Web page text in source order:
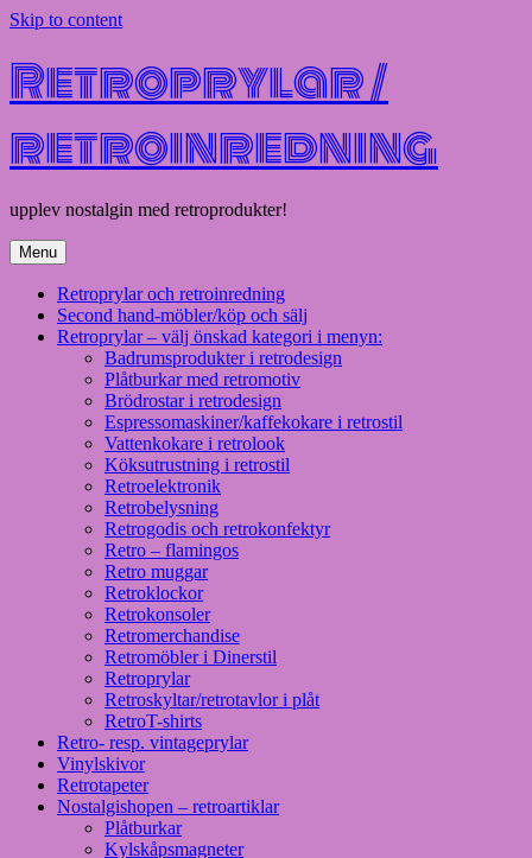
Skip to content
Retroprylar /
retroinredning
upplev nostalgin med retroprodukter!
Menu
Retroprylar och retroinredning
Second hand-möbler/köp och sälj
Retroprylar – välj önskad kategori i menyn:
Badrumsprodukter i retrodesign
Plåtburkar med retromotiv
Brödrostar i retrodesign
Espressomaskiner/kaffekokare i retrostil
Vattenkokare i retrolook
Köksutrustning i retrostil
Retroelektronik
Retrobelysning
Retrogodis och retrokonfektyr
Retro – flamingos
Retro muggar
Retroklockor
Retrokonsoler
Retromerchandise
Retromöbler i Dinerstil
Retroprylar
Retroskyltar/retrotavlor i plåt
RetroT-shirts
Retro- resp. vintageprylar
Vinylskivor
Retrotapeter
Nostalgishopen – retroartiklar
Plåtburkar
Kylskåpsmagneter